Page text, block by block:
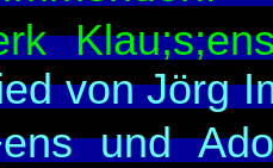
von Jörg
und